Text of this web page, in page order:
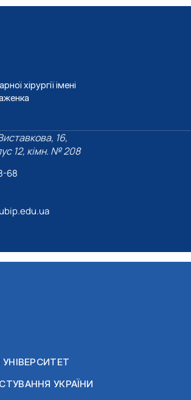
хірургії імені
16,
12, кімн. № 208
68
УКРАЇНИ